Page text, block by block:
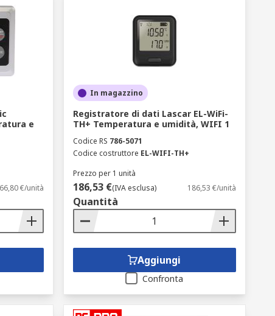
e
€/unità
In magazzino
Registratore di dati Lascar EL-WiFi-
TH+ Temperatura e umidità, WIFI 1
Codice RS 786-5071
Codice costruttore EL-WIFI-TH+
Prezzo per 1 unità
186,53 €(IVA esclusa) 186,53 €/unità
Quantità
Aggiungi
Confronta